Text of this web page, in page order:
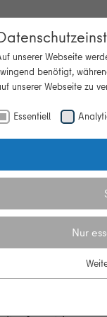
Beratung
Energiewende
– Wie
energetisch
der Energie. Um
350.000
unserer Webseite
benötigt,
unserer Webseite zu
Essentiell
Nur